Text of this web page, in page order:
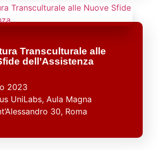
Transculturale alle
dell’Assistenza
2023
UniLabs, Aula Magna
30, Roma